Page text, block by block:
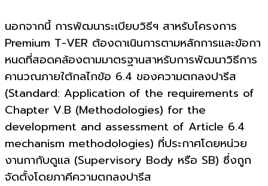
นอกจากนี้ การพัฒนาระเบียบวิธีฯ สาหรับโครงการ
Premium T-VER ต้องดาเนินการตามหลักการและข้อกา
หนดที่สอดคล้องตามมาตรฐานสาหรับการพัฒนาวิธีการ
คานวณภายใต้กลไกข้อ 6.4 ของความตกลงปารีส
(Standard: Application of the requirements of
Chapter V.B (Methodologies) for the
development and assessment of Article 6.4
mechanism methodologies) ที่ประกาศโดยหน่วย
งานกากับดูแล (Supervisory Body หรือ SB) ซึ่งถูก
จัดตั้งโดยภาคีความตกลงปารีส